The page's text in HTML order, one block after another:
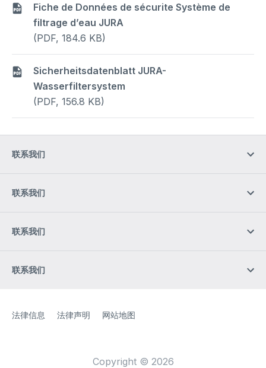
Fiche de Données de sécurite Système de
filtrage d’eau JURA
(PDF, 184.6 KB)
Sicherheitsdatenblatt JURA-
Wasserfiltersystem
(PDF, 156.8 KB)
联系我们
联系我们
联系我们
联系我们
Site Web
[Website information]
法律信息 法律声明 网站地图
Copyright © 2026